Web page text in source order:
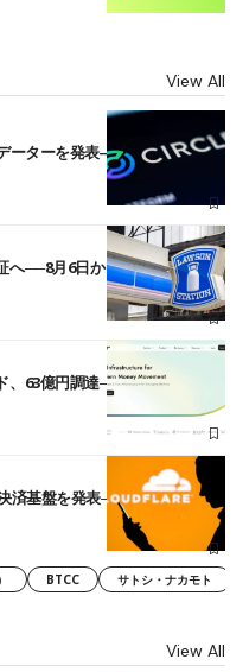
View All
ーターを発表――ブラックロッ
へ──8月6日からJPYCやUSDC対
63億円調達──ソニーやスタン
基盤を発表──まずハンドル名
BTCC サトシ・ナカモト
View All